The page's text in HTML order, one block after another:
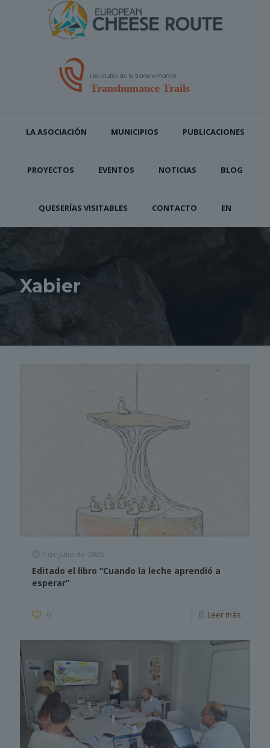
LA ASOCIACIÓN MUNICIPIOS PUBLICACIONES
PROYECTOS EVENTOS NOTICIAS BLOG
QUESERÍAS VISITABLES CONTACTO EN
Xabier
7 de julio de 2026
Editado el libro “Cuando la leche aprendió a
esperar”
0 Leer más